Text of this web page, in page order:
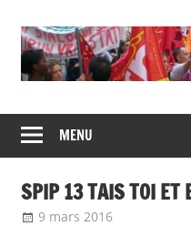
content
de
syndicats
CGT
insertion
probation
MENU
SPIP 13 TAIS TOI ET
9 mars 2016